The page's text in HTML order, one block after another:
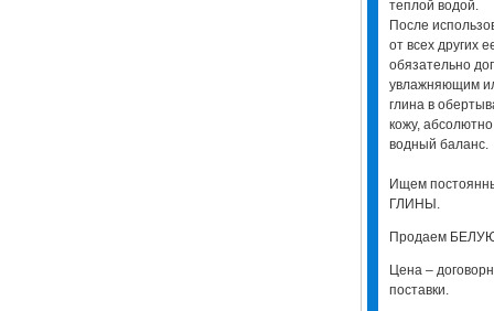
теплой водой.
После
от всех других
обязательно
увлажняющим
глина в
кожу,
водный баланс.
Ищем
ГЛИНЫ.
Продаем
Цена –
поставки.